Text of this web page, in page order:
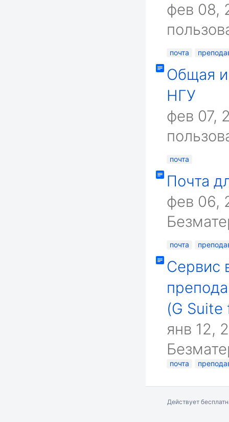
фев 08,
почта
Общая
НГУ
фев 07,
почта
Почта
фев 06,
почта
Сервис
(G Suite
янв 12,
почта
Действует